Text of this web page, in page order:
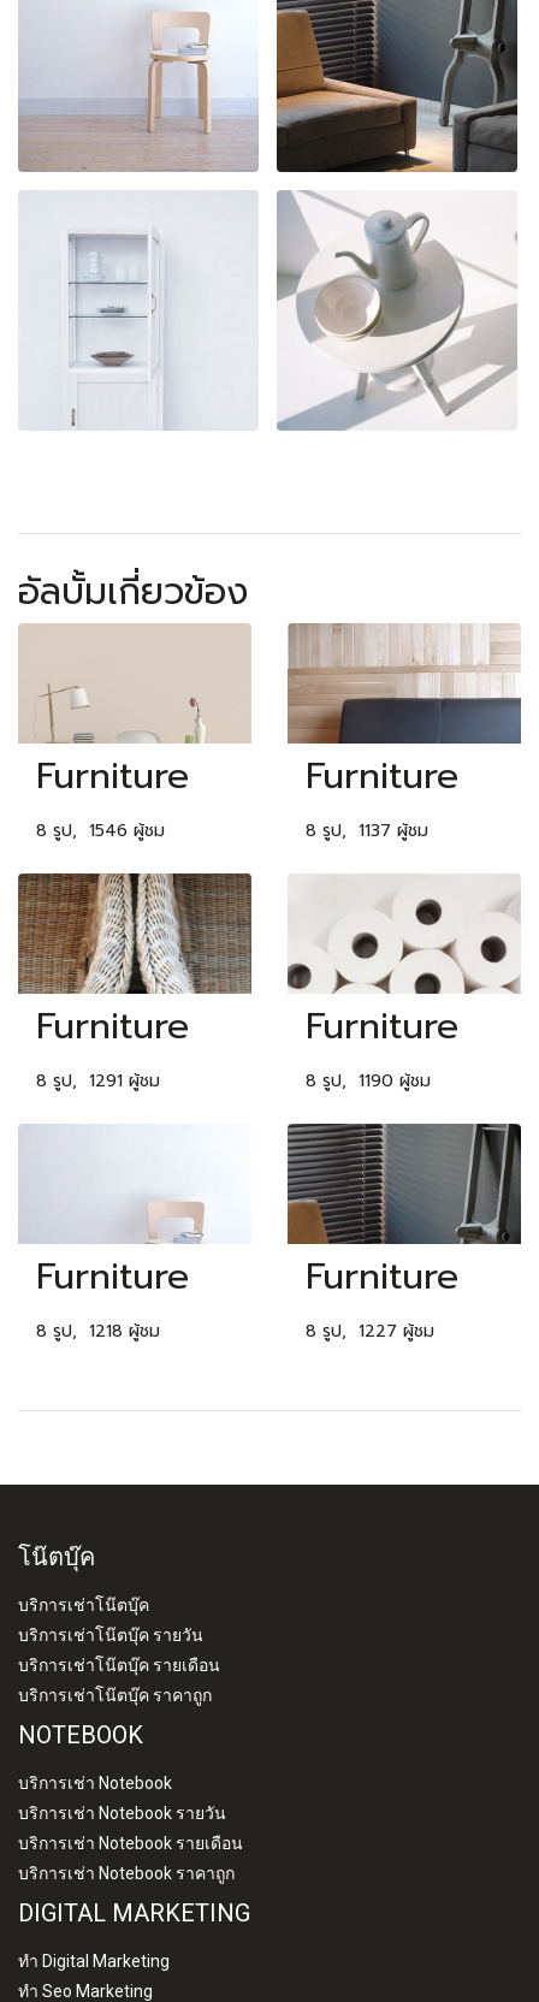
อัลบั้มเกี่ยวข้อง
Furniture
8 รูป, 1546 ผู้ชม
Furniture
8 รูป, 1137 ผู้ชม
Furniture
8 รูป, 1291 ผู้ชม
Furniture
8 รูป, 1190 ผู้ชม
Furniture
8 รูป, 1218 ผู้ชม
Furniture
8 รูป, 1227 ผู้ชม
โน๊ตบุ๊ค
บริการเช่าโน๊ตบุ๊ค
บริการเช่าโน๊ตบุ๊ค รายวัน
บริการเช่าโน๊ตบุ๊ค รายเดือน
บริการเช่าโน๊ตบุ๊ค ราคาถูก
NOTEBOOK
บริการเช่า Notebook
บริการเช่า Notebook รายวัน
บริการเช่า Notebook รายเดือน
บริการเช่า Notebook ราคาถูก
DIGITAL MARKETING
ทำ Digital Marketing
ทำ Seo Marketing